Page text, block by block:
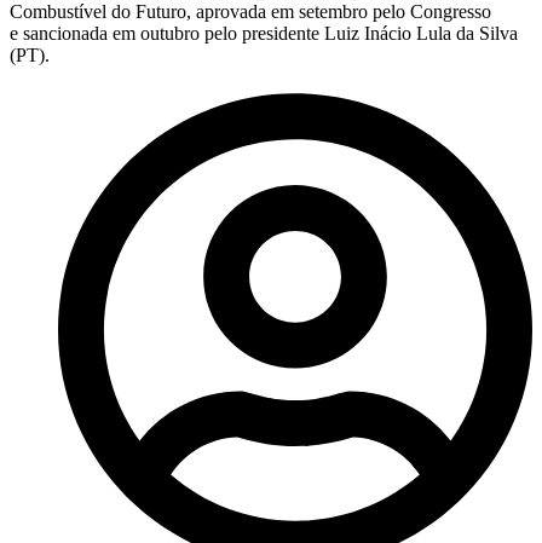
Combustível do Futuro, aprovada em setembro pelo Congresso
e sancionada em outubro pelo presidente Luiz Inácio Lula da Silva
(PT).